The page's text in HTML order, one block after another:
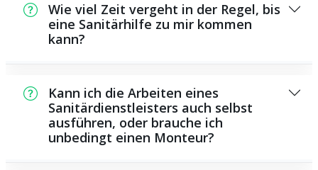
Wie viel Zeit vergeht in der Regel, bis
eine Sanitärhilfe zu mir kommen
kann?
der Schadensstelle sein. Das hängt aber auch
von der Auftragslage zu diesem Zeitraum ab
sowie von der Verkehrssituation und der
Entfernung zu Ihnen.
Kann ich die Arbeiten eines
Sanitärdienstleisters auch selbst
ausführen, oder brauche ich
unbedingt einen Monteur?